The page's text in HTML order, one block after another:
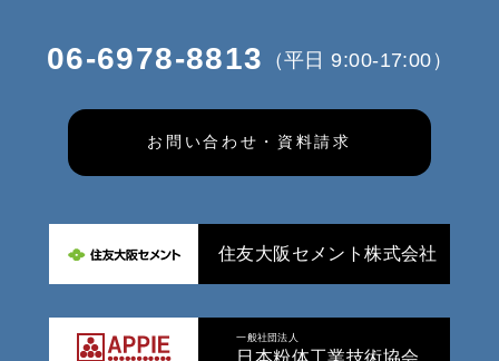
06-6978-8813 （平日 9:00-17:00）
お問い合わせ・資料請求
住友大阪セメント株式会社
一般社団法人